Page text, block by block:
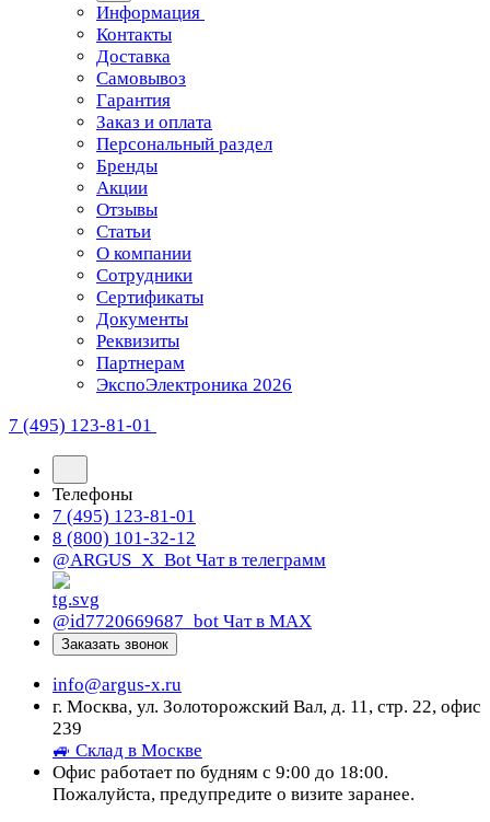
Информация
Контакты
Доставка
Самовывоз
Гарантия
Заказ и оплата
Персональный раздел
Бренды
Акции
Отзывы
Статьи
О компании
Сотрудники
Сертификаты
Документы
Реквизиты
Партнерам
ЭкспоЭлектроника 2026
7 (495) 123-81-01
Телефоны
7 (495) 123-81-01
8 (800) 101-32-12
@ARGUS_X_Bot Чат в телеграмм
@id7720669687_bot Чат в МАХ
Заказать звонок
info@argus-x.ru
г. Москва, ул. Золоторожский Вал, д. 11, стр. 22, офис
239
🚙 Склад в Москве
Офис работает по будням с 9:00 до 18:00.
Пожалуйста, предупредите о визите заранее.